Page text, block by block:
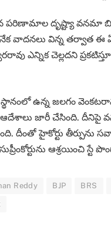
పరిణామాల దృష్ట్యా వనమా
వాదనలు విన్న తర్వాత ఈ
ఎన్నిక చెల్లదని ప్రకటిస్తూ
ఉన్న జలగం
జారీ చేసింది. దీనిపై
దీంతో హైకోర్టు తీర్పును
ఆశ్రయించి స్టే
Reddy BJP BRS